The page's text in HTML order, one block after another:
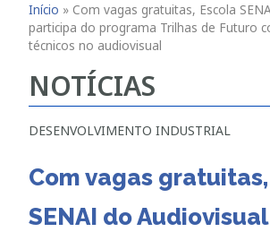
Início » Com vagas gratuitas, Escola
participa do programa Trilhas de Futuro
técnicos no audiovisual
NOTÍCIAS
DESENVOLVIMENTO INDUSTRIAL
Com vagas
SENAI do Audiovisual